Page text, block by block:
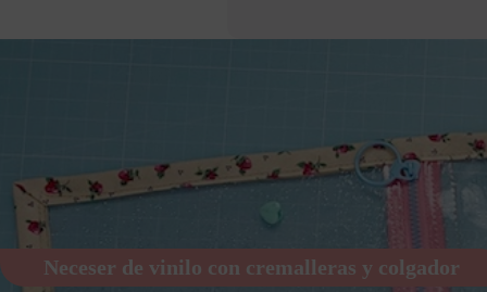
Neceser de vinilo con cremalleras y colgador